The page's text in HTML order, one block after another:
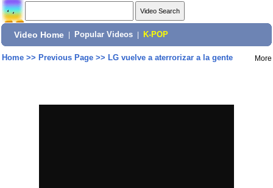
Video Home Popular Videos K-POP
Home>> Previous Page>> LG vuelve a aterrorizar a la gente More